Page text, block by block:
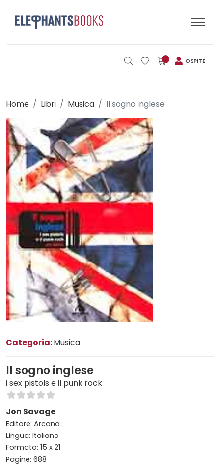
OSPITE
Home Libri Musica Il sogno inglese
Categoria:Musica
Il sogno inglese
i sex pistols e il punk rock
Jon Savage
Editore: Arcana
Lingua: Italiano
Formato: 15 x 21
Pagine: 688